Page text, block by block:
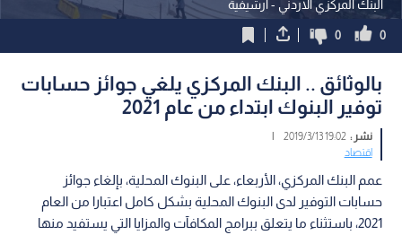
البنك المركزي الاردني - ارشيفية
0
0
بالوثائق .. البنك المركزي يلغي جوائز حسابات
توفير البنوك ابتداء من عام 2021
نشر :19:02 2019/3/13
|
اقتصاد
عمم البنك المركزي، الأربعاء، على البنوك المحلية، بإلغاء جوائز
حسابات التوفير لدى البنوك المحلية بشكل كامل اعتبارا من العام
2021، باستثناء ما يتعلق ببرامج المكافآت والمزايا التي يستفيد منها